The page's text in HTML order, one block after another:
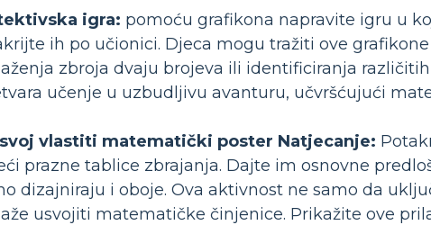
igra: pomoću grafikona napravite igru ​​u
ih po učionici. Djeca mogu tražiti ove
zbroja dvaju brojeva ili identificiranja
učenje u uzbudljivu avanturu, učvršćujući
vlastiti matematički poster Natjecanje:
prazne tablice zbrajanja. Dajte im osnovne
dizajniraju i oboje. Ova aktivnost ne samo da
usvojiti matematičke činjenice. Prikažite ove